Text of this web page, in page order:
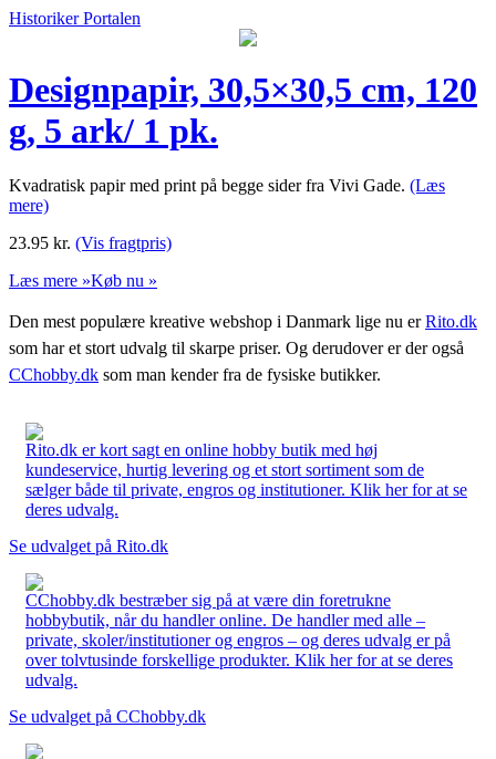
Historiker Portalen
Designpapir, 30,5×30,5 cm, 120
g, 5 ark/ 1 pk.
Kvadratisk papir med print på begge sider fra Vivi Gade. (Læs
mere)
23.95 kr. (Vis fragtpris)
Læs mere »Køb nu »
Den mest populære kreative webshop i Danmark lige nu erRito.dk
som har et stort udvalg til skarpe priser. Og derudover er der også
CChobby.dk som man kender fra de fysiske butikker.
Rito.dk er kort sagt en online hobby butik med høj
kundeservice, hurtig levering og et stort sortiment som de
sælger både til private, engros og institutioner. Klik her for at se
deres udvalg.
Se udvalget på Rito.dk
CChobby.dk bestræber sig på at være din foretrukne
hobbybutik, når du handler online. De handler med alle –
private, skoler/institutioner og engros – og deres udvalg er på
over tolvtusinde forskellige produkter. Klik her for at se deres
udvalg.
Se udvalget på CChobby.dk